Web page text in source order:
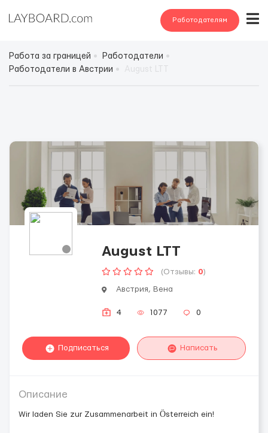
Работодателям
Работа за границей
Работодатели
Работодатели в Австрии
August LTT
(Отзывы: 0)
Австрия, Вена
4 1077 0
Подписаться Написать
Описание
Wir laden Sie zur Zusammenarbeit in Österreich ein!